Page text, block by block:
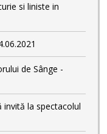
si liniste in
de Sânge -
invită la spectacolul